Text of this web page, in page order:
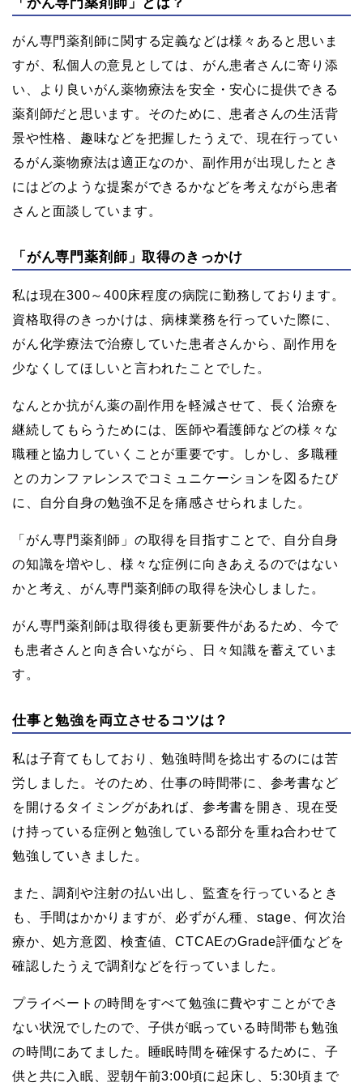
がん専門薬剤師に関する定義などは様々あると思いま
すが、私個人の意見としては、がん患者さんに寄り添
い、より良いがん薬物療法を安全・安心に提供できる
薬剤師だと思います。そのために、患者さんの生活背
景や性格、趣味などを把握したうえで、現在行ってい
るがん薬物療法は適正なのか、副作用が出現したとき
にはどのような提案ができるかなどを考えながら患者
さんと面談しています。
「がん専門薬剤師」取得のきっかけ
私は現在300～400床程度の病院に勤務しております。
資格取得のきっかけは、病棟業務を行っていた際に、
がん化学療法で治療していた患者さんから、副作用を
少なくしてほしいと言われたことでした。
なんとか抗がん薬の副作用を軽減させて、長く治療を
継続してもらうためには、医師や看護師などの様々な
職種と協力していくことが重要です。しかし、多職種
とのカンファレンスでコミュニケーションを図るたび
に、自分自身の勉強不足を痛感させられました。
「がん専門薬剤師」の取得を目指すことで、自分自身
の知識を増やし、様々な症例に向きあえるのではない
かと考え、がん専門薬剤師の取得を決心しました。
がん専門薬剤師は取得後も更新要件があるため、今で
も患者さんと向き合いながら、日々知識を蓄えていま
す。
仕事と勉強を両立させるコツは？
私は子育てもしており、勉強時間を捻出するのには苦
労しました。そのため、仕事の時間帯に、参考書など
を開けるタイミングがあれば、参考書を開き、現在受
け持っている症例と勉強している部分を重ね合わせて
勉強していきました。
また、調剤や注射の払い出し、監査を行っているとき
も、手間はかかりますが、必ずがん種、stage、何次治
療か、処方意図、検査値、CTCAEのGrade評価などを
確認したうえで調剤などを行っていました。
プライベートの時間をすべて勉強に費やすことができ
ない状況でしたので、子供が眠っている時間帯も勉強
の時間にあてました。睡眠時間を確保するために、子
供と共に入眠、翌朝午前3:00頃に起床し、5:30頃まで